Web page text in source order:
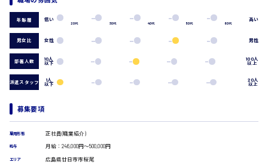
介護職
看護師
オフィスワーク系
データ入力
一般事務
経理事務
広島市西区
広島市佐伯区
時給1300円～
時給1400円～
年齢層 低い
20代 30代 40代 50代 60代
高い
男女比 女性 男性
部署人数 10人
以下
100人
以上
派遣スタッフ 1人
以下
20人
以上
募集要項
雇用形態 正社員(職業紹介)
給与 月給：246,000円～500,000円
エリア 広島県廿日市市桜尾